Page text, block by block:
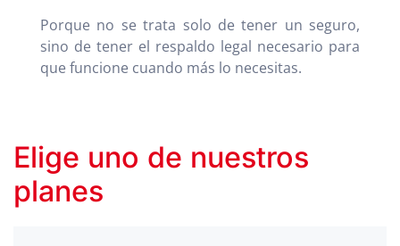
Porque no se trata solo de tener un seguro,
sino de tener el respaldo legal necesario para
que funcione cuando más lo necesitas.
Elige uno de nuestros
planes